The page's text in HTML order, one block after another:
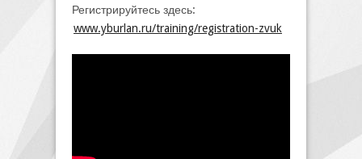
Регистрируйтесь здесь:
www.yburlan.ru/training/registration-zvuk